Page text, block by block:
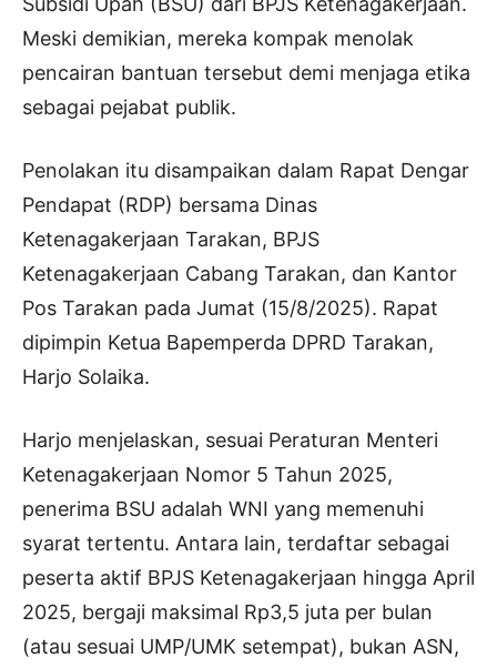
Meski demikian, mereka kompak menolak
pencairan bantuan tersebut demi menjaga etika
sebagai pejabat publik.
Penolakan itu disampaikan dalam Rapat Dengar
Pendapat (RDP) bersama Dinas
Ketenagakerjaan Tarakan, BPJS
Ketenagakerjaan Cabang Tarakan, dan Kantor
Pos Tarakan pada Jumat (15/8/2025). Rapat
dipimpin Ketua Bapemperda DPRD Tarakan,
Harjo Solaika.
Harjo menjelaskan, sesuai Peraturan Menteri
Ketenagakerjaan Nomor 5 Tahun 2025,
penerima BSU adalah WNI yang memenuhi
syarat tertentu. Antara lain, terdaftar sebagai
peserta aktif BPJS Ketenagakerjaan hingga April
2025, bergaji maksimal Rp3,5 juta per bulan
(atau sesuai UMP/UMK setempat), bukan ASN,